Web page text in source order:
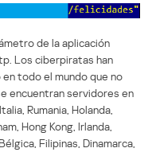
de la aplicación
Los ciberpiratas han
todo el mundo que no
encuentran servidores en
Rumania, Holanda,
Hong Kong, Irlanda,
Filipinas, Dinamarca,